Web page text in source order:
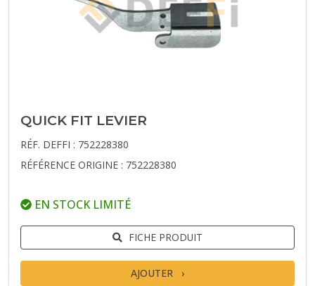
QUICK FIT LEVIER
RÉF. DEFFI : 752228380
RÉFÉRENCE ORIGINE : 752228380
EN STOCK LIMITÉ
FICHE PRODUIT
AJOUTER